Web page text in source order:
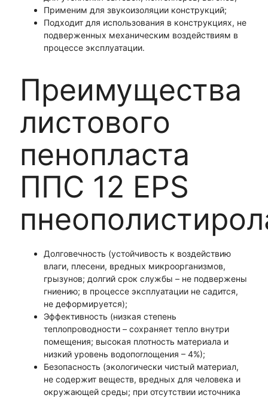
Применим для звукоизоляции конструкций;
Подходит для использования в конструкциях, не
подверженных механическим воздействиям в
процессе эксплуатации.
Преимущества
листового
пенопласта
ППС 12 EPS
Долговечность (устойчивость к воздействию
влаги, плесени, вредных микроорганизмов,
грызунов; долгий срок службы – не подвержены
гниению; в процессе эксплуатации не садится,
не деформируется);
Эффективность (низкая степень
теплопроводности – сохраняет тепло внутри
помещения; высокая плотность материала и
низкий уровень водопоглощения – 4%);
Безопасность (экологически чистый материал,
не содержит веществ, вредных для человека и
окружающей среды; при отсутствии источника